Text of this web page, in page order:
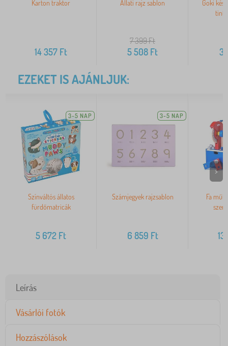
Karton traktor
14 357 Ft
Állati rajz sablon
7 399Ft
5 508 Ft
Goki
3
EZEKET IS AJÁNLJUK:
3-5 NAP
Színváltós állatos
fürdőmatricák
5 672 Ft
3-5 NAP
Számjegyek rajzsablon
6 859 Ft
Fa
>
Leírás
Vásárlói fotók
Hozzászólások